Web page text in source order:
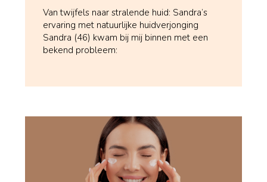
Van twijfels naar stralende huid: Sandra’s
ervaring met natuurlijke huidverjonging
Sandra (46) kwam bij mij binnen met een
bekend probleem: